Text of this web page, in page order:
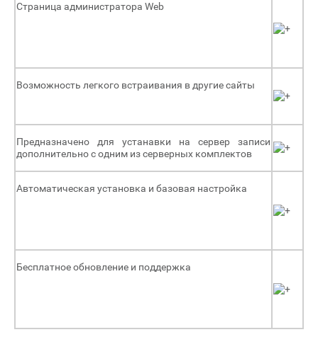
Страница администратора Web
Возможность легкого встраивания в другие сайты
Предназначено для устанавки на сервер записи
дополнительно с одним из серверных комплектов
Автоматическая установка и базовая настройка
Бесплатное обновление и поддержка